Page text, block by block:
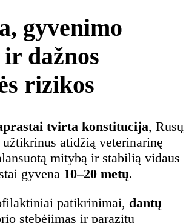
gyvenimo
dažnos
rizikos
tvirta konstitucija, Rusų
atidžią veterinarinę
mitybą ir stabilią vidaus
gyvena 10–20 metų.
patikrinimai, dantų
stebėjimas ir parazitų